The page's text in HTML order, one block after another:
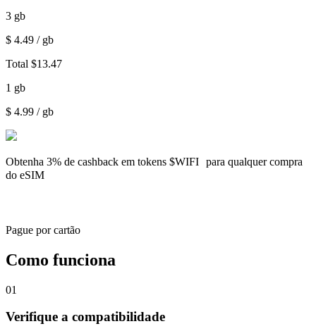
3 gb
$ 4.49 / gb
Total $13.47
1 gb
$ 4.99 / gb
Obtenha 3% de cashback em tokens $WIFI para qualquer compra
do eSIM
Pague por cartão
Como funciona
01
Verifique a compatibilidade